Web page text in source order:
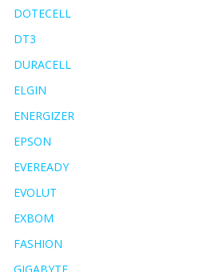
DOTECELL
DT3
DURACELL
ELGIN
ENERGIZER
EPSON
EVEREADY
EVOLUT
EXBOM
FASHION